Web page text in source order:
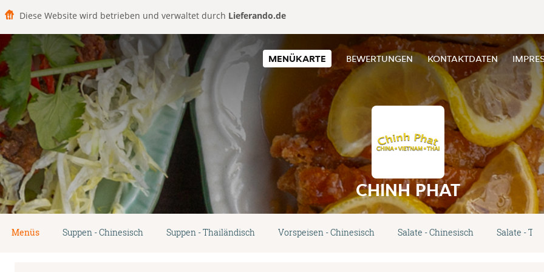
Diese Website wird betrieben und verwaltet durch Lieferando.de
MENÜKARTE BEWERTUNGEN KONTAKTDATEN
CHINH PHAT
Menüs Suppen - Chinesisch Suppen - Thailändisch Vorspeisen - Chinesisch Salate - Chinesisch Salate -